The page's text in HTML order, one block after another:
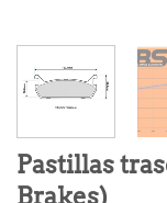
Pastillas
Brakes)